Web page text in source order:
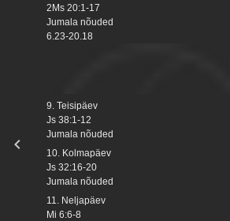
2Ms 20:1-17
Jumala nõuded
6.23-20.18
9. Teisipäev
Js 38:1-12
Jumala nõuded
10. Kolmapäev
Js 32:16-20
Jumala nõuded
11. Neljapäev
Mi 6:6-8